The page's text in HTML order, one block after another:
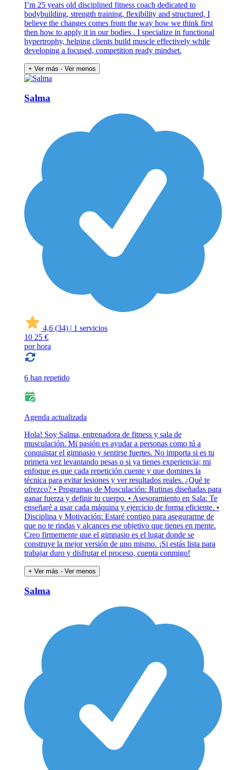
I’m 25 years old disciplined fitness coach dedicated to
bodybuilding, strength training, flexibility and structured, I
believe the changes comes from the way how we think first
then how to apply it in our bodies . I specialize in functional
hypertrophy, helping clients build muscle effectively while
developing a focused, competition ready mindset.
+ Ver más - Ver menos
Salma
4,6 (34) | 1 servicios
10 25 €
por hora
6 han repetido
Agenda actualizada
Hola! Soy Salma, entrenadora de fitness y sala de
musculación. Mi pasión es ayudar a personas como tú a
conquistar el gimnasio y sentirse fuertes. No importa si es tu
primera vez levantando pesas o si ya tienes experiencia; mi
enfoque es que cada repetición cuente y que domines la
técnica para evitar lesiones y ver resultados reales. ¿Qué te
ofrezco? • Programas de Musculación: Rutinas diseñadas para
ganar fuerza y definir tu cuerpo. • Asesoramiento en Sala: Te
enseñaré a usar cada máquina y ejercicio de forma eficiente. •
Disciplina y Motivación: Estaré contigo para asegurarme de
que no te rindas y alcances ese objetivo que tienes en mente.
Creo firmemente que el gimnasio es el lugar donde se
construye la mejor versión de uno mismo. ¡Si estás lista para
trabajar duro y disfrutar el proceso, cuenta conmigo!
+ Ver más - Ver menos
Salma